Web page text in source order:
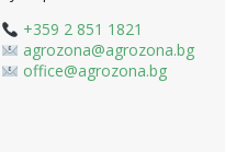
+359 2 851 1821
agrozona@agrozona.bg
office@agrozona.bg